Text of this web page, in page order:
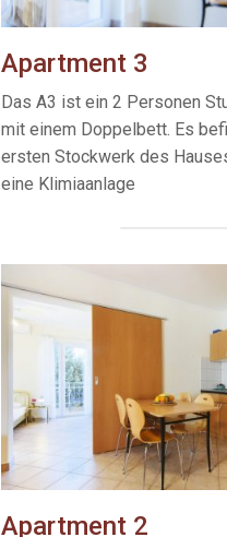
Apartment 3
Das A3 ist ein 2 Personen
mit einem Doppelbett. Es
ersten Stockwerk des
eine Klimiaanlage
Apartment 2